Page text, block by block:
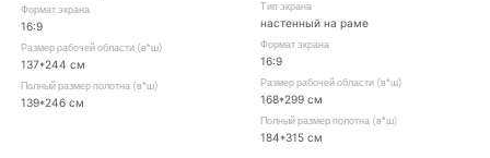
Формат экрана
16:9
Размер рабочей области (в*ш)
137*244 см
Полный размер полотна (в*ш)
139*246 см
Тип экрана
настенный на раме
Формат экрана
16:9
Размер рабочей области (в*ш)
168*299 см
Полный размер полотна (в*ш)
184*315 см